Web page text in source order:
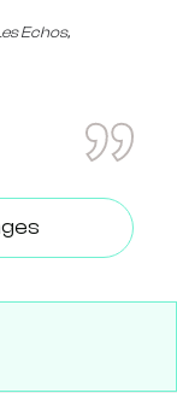
Echos,